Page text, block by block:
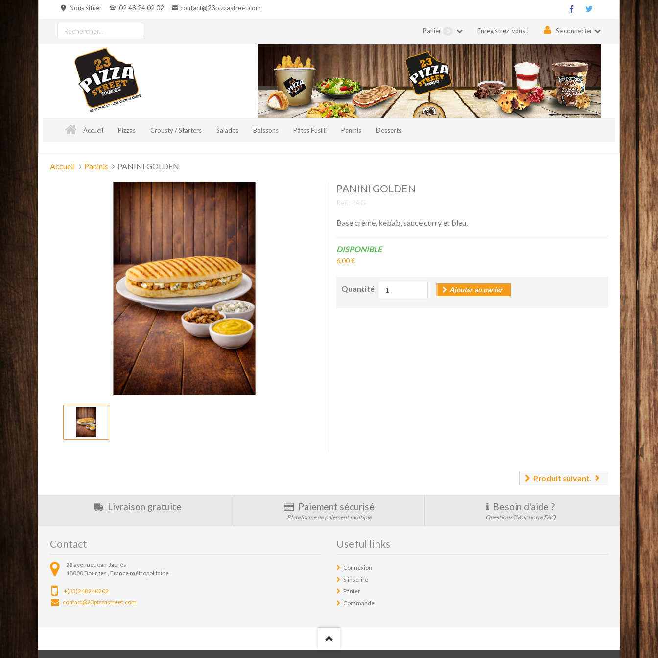
Nous situer 02 48 24 02 02 contact@23pizzastreet.com
Enregistrez-vous ! Se connecter
Panier 0
Accueil Pizzas Crousty / Starters Salades Boissons Pâtes Fusilli Paninis Desserts
Vous
Accueil Paninis PANINI GOLDEN
PANINI GOLDEN
Ref.: PAG
Base crème, kebab, sauce curry et bleu.
Disponibilité:
DISPONIBLE
6,00 €
Quantité Ajouter au panier
Produit suivant.
Livraison gratuite Paiement sécurisé
Plateforme de paiement multiple
Besoin d'aide ?
Questions ? Voir notre FAQ
Contact
23 avenue Jean-Jaurès
18000 Bourges , France métropolitaine
+(33)248240202
contact@23pizzastreet.com
Useful links
Connexion
S'inscrire
Panier
Commande